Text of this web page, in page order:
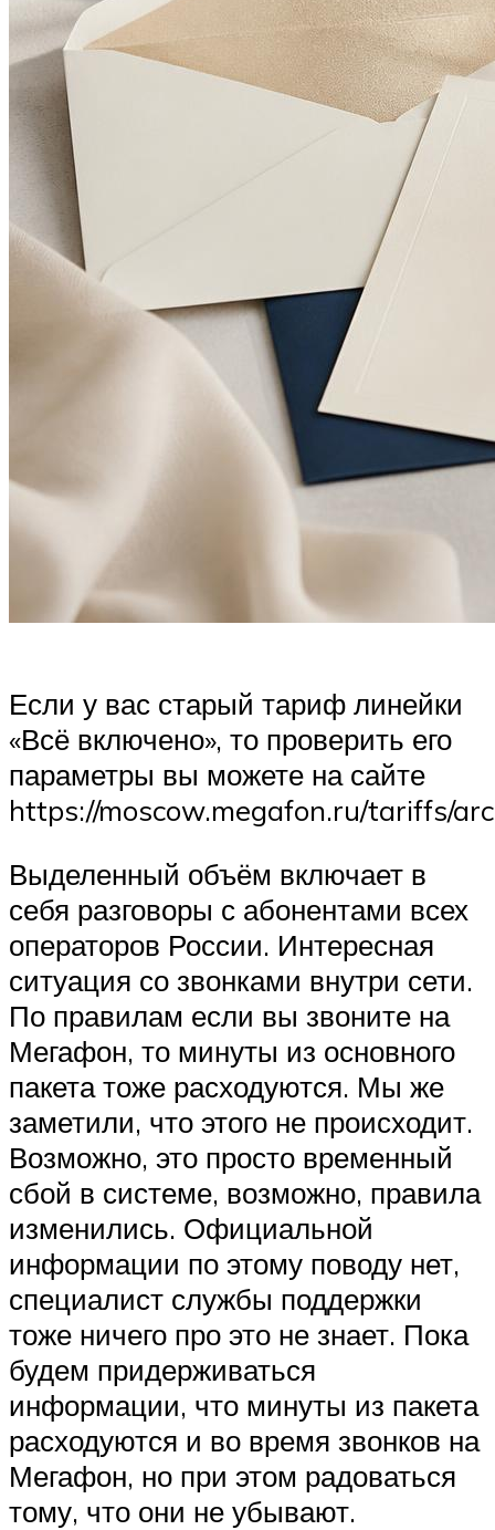
Если у вас старый тариф линейки
«Всё включено», то проверить его
параметры вы можете на сайте
https://moscow.megafon.ru/tariffs/
Выделенный объём включает в
себя разговоры с абонентами всех
операторов России. Интересная
ситуация со звонками внутри сети.
По правилам если вы звоните на
Мегафон, то минуты из основного
пакета тоже расходуются. Мы же
заметили, что этого не происходит.
Возможно, это просто временный
сбой в системе, возможно, правила
изменились. Официальной
информации по этому поводу нет,
специалист службы поддержки
тоже ничего про это не знает. Пока
будем придерживаться
информации, что минуты из пакета
расходуются и во время звонков на
Мегафон, но при этом радоваться
тому, что они не убывают.